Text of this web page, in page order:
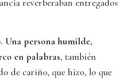
reverberaban entregados
Una persona humilde,
en palabras, también
de cariño, que hizo, lo que